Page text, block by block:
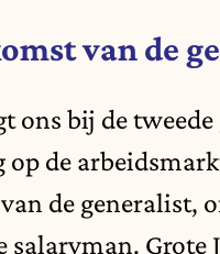
van de
ons bij de tweede
op de
de generalist,
salaryman. Grote